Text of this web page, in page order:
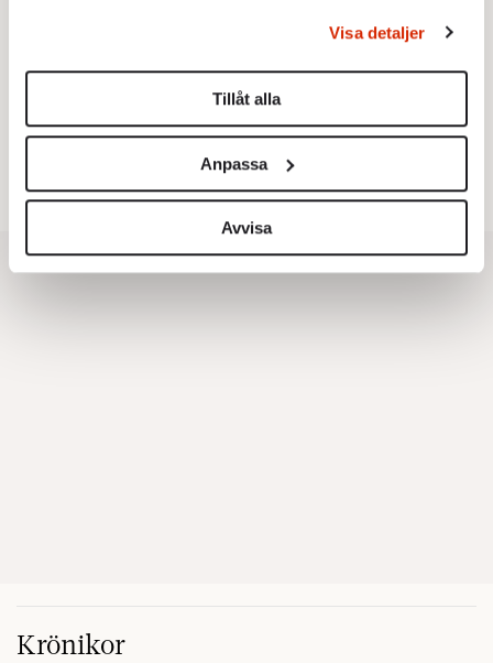
Du kan ändra eller dra tillbaka ditt samtycke när som
helst från cookie-förklaringen.
Vi använder enhetsidentifierare för att anpassa innehållet
för sociala medier och analysera vår trafik. Vi
vidarebefordrar även sådana identifierare och annan
information från din enhet till de sociala medier och
annons- och analysföretag som vi samarbetar med.
Visa detaljer
Tillåt alla
Anpassa
Avvisa
Bild: TT
Ingår i nummer 2021-09
Krönikor
Amanda Gorman
Krönikor